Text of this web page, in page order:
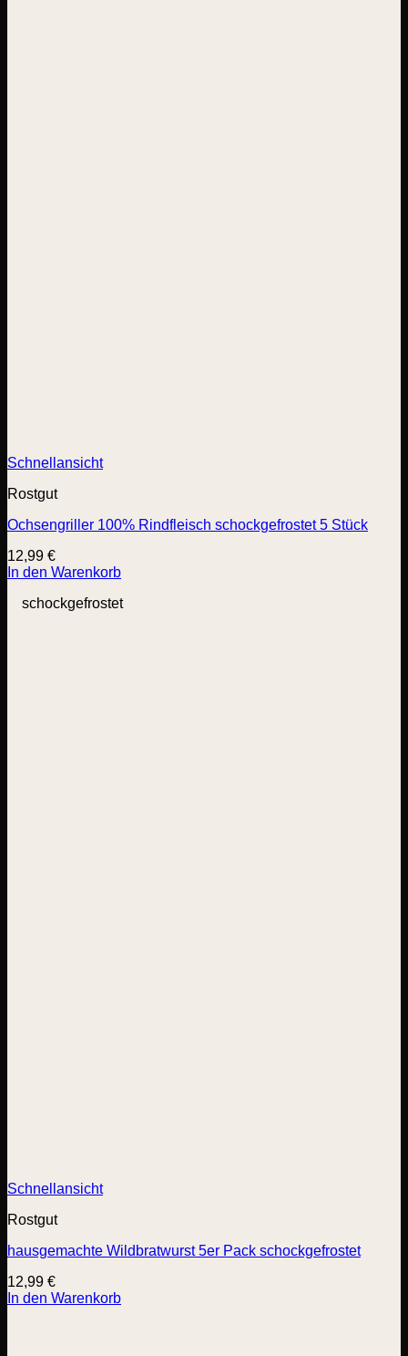
Schnellansicht
Rostgut
Ochsengriller 100% Rindfleisch schockgefrostet 5 Stück
12,99 €
In den Warenkorb
schockgefrostet
Schnellansicht
Rostgut
hausgemachte Wildbratwurst 5er Pack schockgefrostet
12,99 €
In den Warenkorb